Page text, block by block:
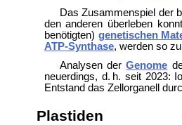
Das Zusammenspiel der
den anderen überleben
benötigten) genetischen
ATP-Synthase, werden so
AnalysenderGenome
neuerdings, d. h. seit 2023:
Entstand das Zellorganell
Plastiden